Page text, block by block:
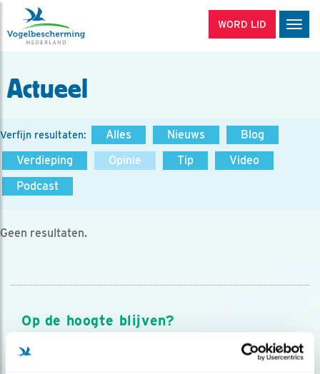
WORD LID
Actueel
Verfijn resultaten: Alles Nieuws
Blog
Verdieping
Opinie Tip
Video
Podcast
Geen resultaten.
Op de hoogte blijven?
Meld je aan en ontvang nieuws, inspiratie, acties en tips
over vogels en activiteiten van Vogelbescherming.